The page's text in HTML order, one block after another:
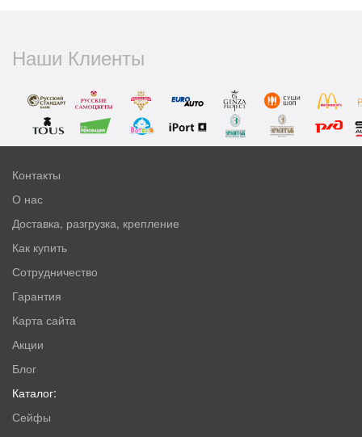
Наши Клиенты
Контакты
О нас
Доставка, разгрузка, крепление
Как купить
Сотрудничество
Гарантия
Карта сайта
Акции
Блог
Каталог:
Сейфы